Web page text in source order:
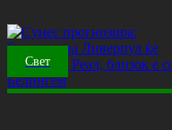
Свет